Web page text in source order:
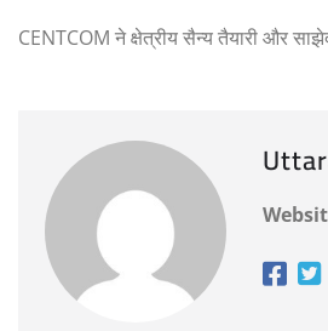
CENTCOM ने क्षेत्रीय सैन्य तैयारी और